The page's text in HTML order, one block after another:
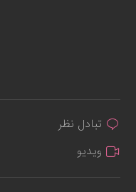
تبادل نظر
ویدیو